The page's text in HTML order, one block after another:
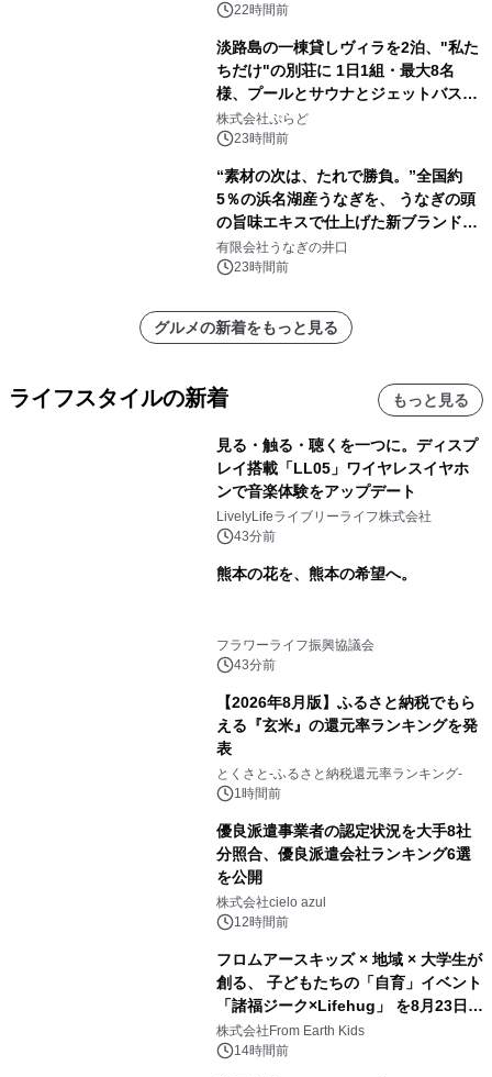
苑 別邸ふうか」ー
22時間前
淡路島の一棟貸しヴィラを2泊、"私た
ちだけ"の別荘に 1日1組・最大8名
様、プールとサウナとジェットバス付
きで Villa Mon Temps AWAJIの連泊
素泊りプラン
株式会社ぷらど
23時間前
“素材の次は、たれで勝負。”全国約
5％の浜名湖産うなぎを、 うなぎの頭
の旨味エキスで仕上げた新ブランド
「井口の誉」誕生
有限会社うなぎの井口
23時間前
グルメの新着をもっと見る
ライフスタイルの新着 もっと見る
見る・触る・聴くを一つに。ディスプ
レイ搭載「LL05」ワイヤレスイヤホ
ンで音楽体験をアップデート
LivelyLifeライブリーライフ株式会社
43分前
熊本の花を、熊本の希望へ。
フラワーライフ振興協議会
43分前
【2026年8月版】ふるさと納税でもら
える『玄米』の還元率ランキングを発
表
とくさと-ふるさと納税還元率ランキング-
1時間前
優良派遣事業者の認定状況を大手8社
分照合、優良派遣会社ランキング6選
を公開
株式会社cielo azul
12時間前
フロムアースキッズ × 地域 × 大学生が
創る、 子どもたちの「自育」イベント
「諸福ジーク×Lifehug」 を8月23日
(日)開催
株式会社From Earth Kids
14時間前